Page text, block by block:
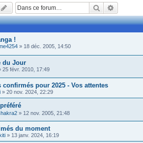
Rechercher
!
» 18 déc. 2005, 14:50
du Jour
25 févr. 2010, 17:49
confirmés pour 2025 - Vos attentes
» 20 nov. 2024, 22:29
» 12 nov. 2005, 21:48
du moment
» 13 janv. 2024, 16:19